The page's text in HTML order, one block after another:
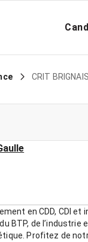
CRIT BRIGNAIS
en CDD, CDI
BTP, de
Profitez de